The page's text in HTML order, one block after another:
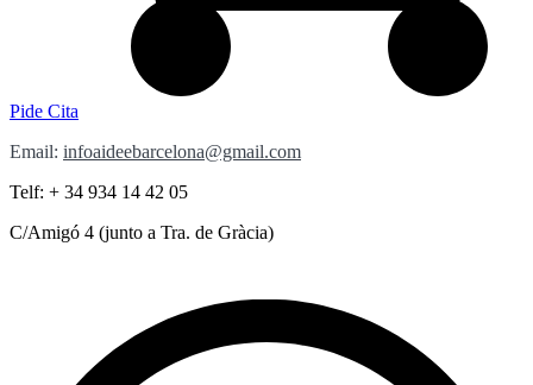
Pide Cita
Email: infoaideebarcelona@gmail.com
Telf: + 34 934 14 42 05
C/Amigó 4 (junto a Tra. de Gràcia)